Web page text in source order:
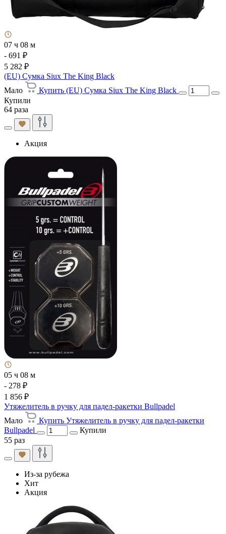
07 ч 08 м
- 691 ₽
5 282 ₽
(EU) Сумка Siux The King Black
Мало
Купить (EU) Сумка Siux The King Black
Купили
64 раза
Акция
05 ч 08 м
- 278 ₽
1 856 ₽
Утяжелитель в ручку для падел-ракетки Bullpadel
Мало
Купить Утяжелитель в ручку для падел-ракетки
Bullpadel
Купили
55 раз
Из-за рубежа
Хит
Акция